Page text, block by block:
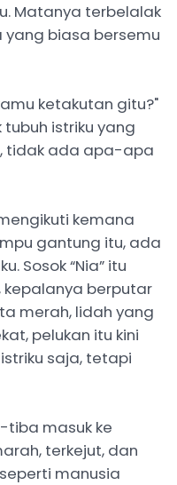
Matanya terbelalak
yang biasa bersemu
ketakutan gitu?"
istriku yang
tidak ada apa-apa
kemana
gantung itu, ada
Sosok “Nia” itu
berputar
merah, lidah yang
pelukan itu kini
saja, tetapi
tiba masuk ke
terkejut, dan
manusia